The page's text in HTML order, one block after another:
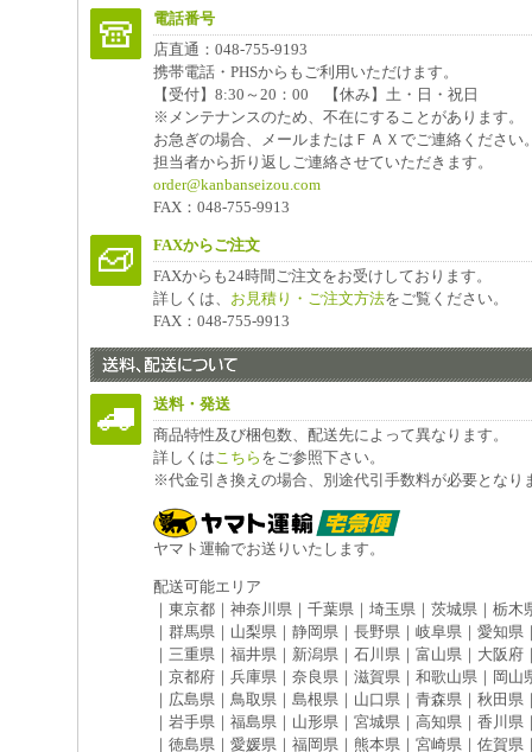
電話番号
店直通：048-755-9193
携帯電話・PHSからもご利用いただけます。
【受付】8:30～20：00 【休み】土・日・祝日
※メンテナンスのため、不在にすることがあります。
お急ぎの場合、メールまたはＦＡＸでご連絡ください
担当者から折り返しご連絡させていただきます。
order@kanbanseizou.com
FAX：048-755-9913
FAXからご注文
FAXからも24時間ご注文をお受けしております。
詳しくは、 お見積り・ご注文方法をご覧ください。
FAX：048-755-9913
送料・発送
商品特性及び梱包数、配送先によって異なります。
詳しくはこちら をご参照下さい。
※代金引き換えの場合、別途代引手数料が必要となり
ヤマト運輸でお送りいたします。
配送可能エリア
｜東京都｜神奈川県｜千葉県｜埼玉県｜茨城県｜栃木
｜群馬県｜山梨県｜静岡県｜長野県｜岐阜県｜愛知県
｜三重県｜福井県｜新潟県｜石川県｜富山県｜大阪府
｜京都府｜兵庫県｜奈良県｜滋賀県｜和歌山県｜岡山
｜広島県｜鳥取県｜島根県｜山口県｜青森県｜秋田県
｜岩手県｜福島県｜山形県｜宮城県｜高知県｜香川県
｜徳島県｜愛媛県｜福岡県｜熊本県｜宮崎県｜佐賀県